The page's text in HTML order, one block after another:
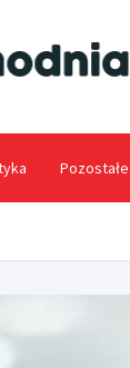
Pozostałe